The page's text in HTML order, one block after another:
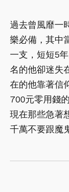
過去曾風靡一
樂必備，其中
一支，短短5
名的他卻迷失
在的他靠著信
700元零用錢
現在那些急著
千萬不要跟魔